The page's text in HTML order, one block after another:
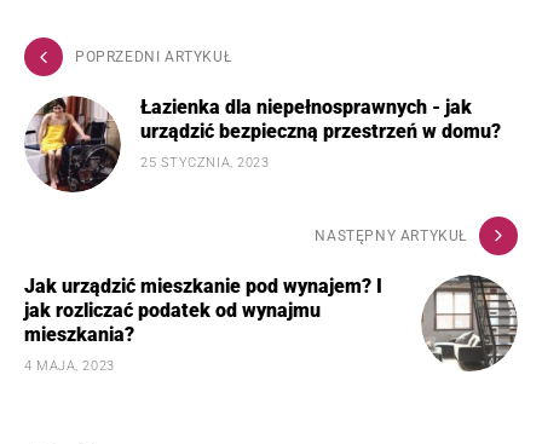
POPRZEDNI ARTYKUŁ
Łazienka dla niepełnosprawnych - jak
urządzić bezpieczną przestrzeń w domu?
25 STYCZNIA, 2023
NASTĘPNY ARTYKUŁ
Jak urządzić mieszkanie pod wynajem? I
jak rozliczać podatek od wynajmu
mieszkania?
4 MAJA, 2023